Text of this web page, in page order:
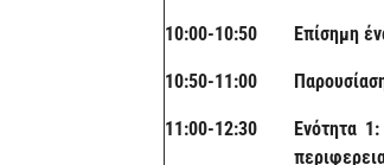
10:00-10:50 Επίσημη
10:50-11:00
11:00-12:30 Ενότητα 1: